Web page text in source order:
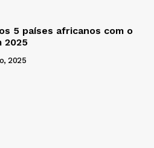
5 países africanos com o
2025
2025